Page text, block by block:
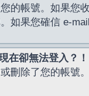
的帳號。如果您
如果您確信 e-
在卻無法登入？！
刪除了您的帳號